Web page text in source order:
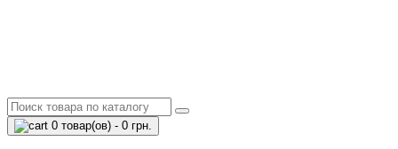
0 товар(ов) - 0 грн.